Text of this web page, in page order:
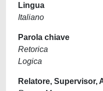
Lingua
Italiano
Parola chiave
Retorica
Logica
Relatore, Supervisor,